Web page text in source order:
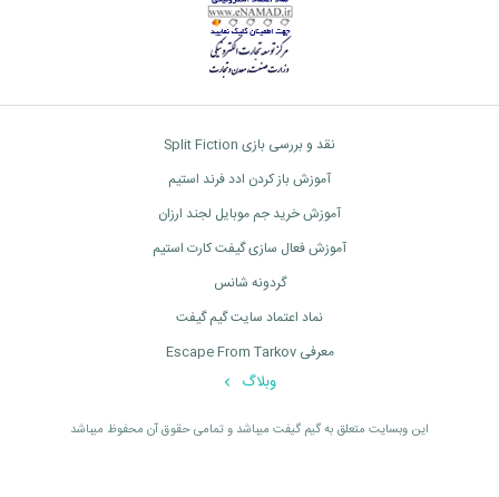
نقد و بررسی بازی Split Fiction
آموزش باز کردن ادد فرند استیم
آموزش خرید جم موبایل لجند ارزان
آموزش فعال سازی گیفت کارت استیم
گردونه شانس
نماد اعتماد سایت گیم گیفت
معرفی Escape From Tarkov
وبلاگ
اين وبسايت متعلق به گیم گیفت ميباشد و تمامی حقوق آن محفوظ ميباشد